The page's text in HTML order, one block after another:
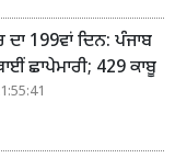
199ਵਾਂ ਦਿਨ: ਪੰਜਾਬ
ਛਾਪੇਮਾਰੀ; 429 ਕਾਬੂ